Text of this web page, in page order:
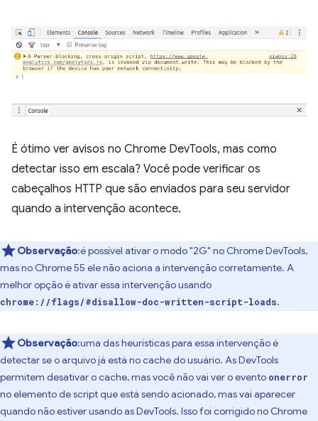
É ótimo ver avisos no Chrome DevTools, mas como
detectar isso em escala? Você pode verificar os
cabeçalhos HTTP que são enviados para seu servidor
quando a intervenção acontece.
Observação:é possível ativar o modo "2G" no Chrome DevTools,
mas no Chrome 55 ele não aciona a intervenção corretamente. A
melhor opção é ativar essa intervenção usando
chrome://flags/#disallow-doc-written-script-loads.
Observação:uma das heurísticas para essa intervenção é
detectar se o arquivo já está no cache do usuário. As DevTools
permitem desativar o cache, mas você não vai ver o evento onerror
no elemento de script que está sendo acionado, mas vai aparecer
quando não estiver usando as DevTools. Isso foi corrigido no Chrome